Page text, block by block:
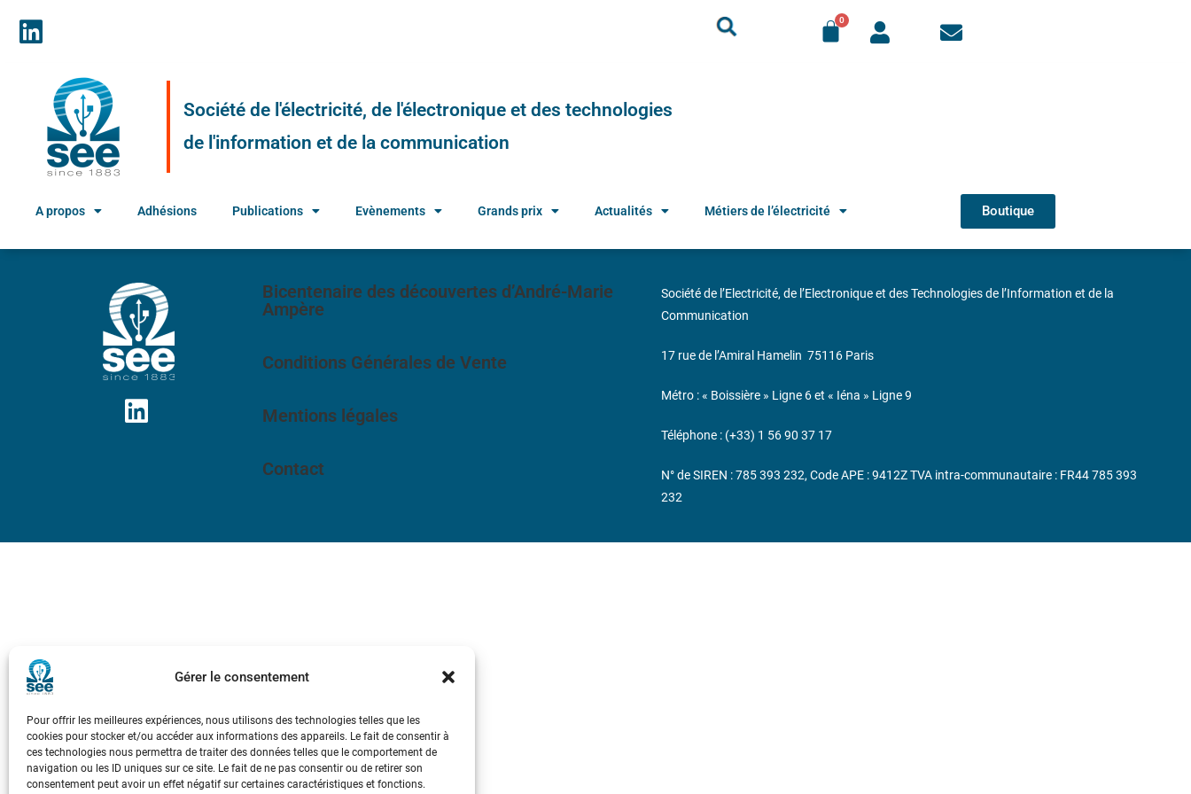
Gérer le consentement
Pour offrir les meilleures expériences, nous utilisons des technologies telles que les
cookies pour stocker et/ou accéder aux informations des appareils. Le fait de consentir à
ces technologies nous permettra de traiter des données telles que le comportement de
navigation ou les ID uniques sur ce site. Le fait de ne pas consentir ou de retirer son
consentement peut avoir un effet négatif sur certaines caractéristiques et fonctions.
Société de l'électricité, de l'électronique et des technologies
de l'information et de la communication
A propos Adhésions Publications Evènements Grands prix Actualités Métiers de l’électricité Boutique
Bicentenaire des découvertes d’André-Marie
Ampère
Conditions Générales de Vente
Mentions légales
Contact
Société de l’Electricité, de l’Electronique et des Technologies de l’Information et de la
Communication
17 rue de l’Amiral Hamelin 75116 Paris
Métro : « Boissière » Ligne 6 et « Iéna » Ligne 9
Téléphone : (+33) 1 56 90 37 17
N° de SIREN : 785 393 232, Code APE : 9412Z TVA intra-communautaire : FR44 785 393
232